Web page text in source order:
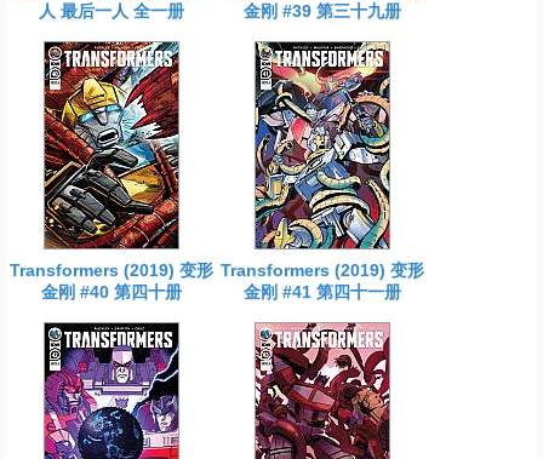
人 最后一人 全一册
金刚 #39 第三十九册
Transformers (2019) 变形
金刚 #40 第四十册
Transformers (2019) 变形
金刚 #41 第四十一册